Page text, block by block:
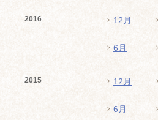
2016 12月
6月
2015 12月
6月